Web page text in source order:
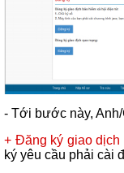
- Tới bước này,
+ Đăng ký giao
ký yêu cầu phải cài